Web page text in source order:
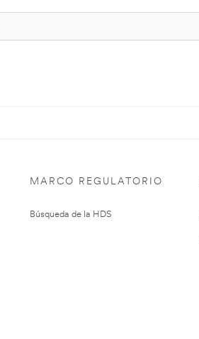
MARCO REGULATORIO
Búsqueda de la HDS